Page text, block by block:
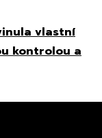
vlastní
kontrolou a